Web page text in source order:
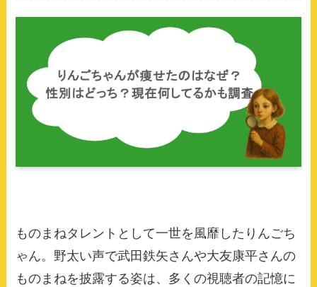
ものまねタレントとして一世を風靡したりんごち
ゃん。野太い声で武田鉄矢さんや大友康平さんの
ものまねを披露する姿は、多くの視聴者の記憶に